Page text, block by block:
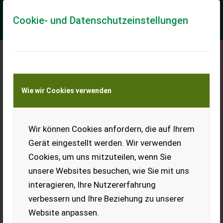
Cookie- und Datenschutzeinstellungen
Wie wir Cookies verwenden
Wir können Cookies anfordern, die auf Ihrem
Gerät eingestellt werden. Wir verwenden
Cookies, um uns mitzuteilen, wenn Sie
unsere Websites besuchen, wie Sie mit uns
interagieren, Ihre Nutzererfahrung
verbessern und Ihre Beziehung zu unserer
Website anpassen.
Meine Transportkostenanfrage
Transport von Land- und Baumaschinen –
KEINE Tiertransporte
Kubota RA2070 Vario Seitenschwader
Lagernde Neumaschine zum Sonderpreis!
Sofort verfügbar zum Sonderpreis! - Arbeitsbreite bei
Einfachschwad 6,65 m - Arbeitsbreite be...
EUR 26.000 inkl. 20 % MwSt.